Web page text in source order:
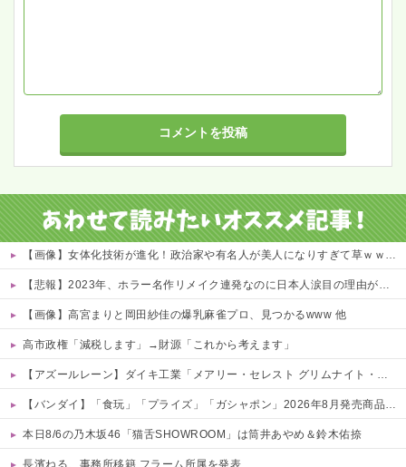
【画像】女体化技術が進化！政治家や有名人が美人になりすぎて草ｗｗｗｗ 他
【悲報】2023年、ホラー名作リメイク連発なのに日本人涙目の理由がこれｗｗｗｗ 他
【画像】高宮まりと岡田紗佳の爆乳麻雀プロ、見つかるwww 他
高市政権「減税します」→財源「これから考えます」
【アズールレーン】ダイキ工業「メアリー・セレスト グリムナイト・リーパー」フィギュア【10日予約開始】
【バンダイ】「食玩」「プライズ」「ガシャポン」2026年8月発売商品【発売スケジュール】
本日8/6の乃木坂46「猫舌SHOWROOM」は筒井あやめ＆鈴木佑捺
長濱ねる、事務所移籍 フラーム所属を発表